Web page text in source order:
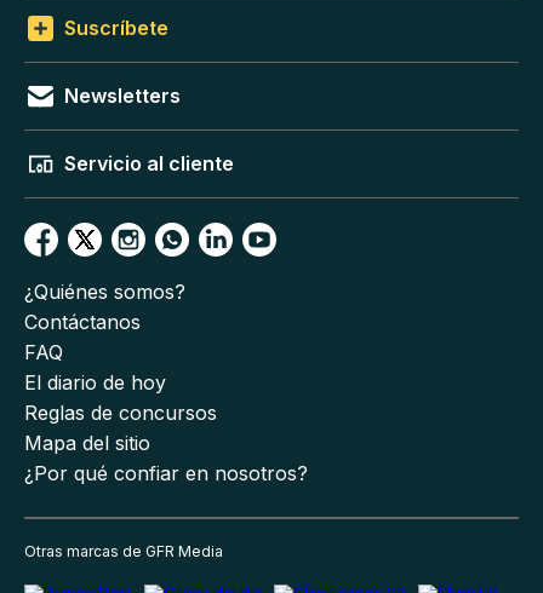
Suscríbete
Newsletters
Servicio al cliente
¿Quiénes somos?
Contáctanos
FAQ
El diario de hoy
Reglas de concursos
Mapa del sitio
¿Por qué confiar en nosotros?
Otras marcas de GFR Media